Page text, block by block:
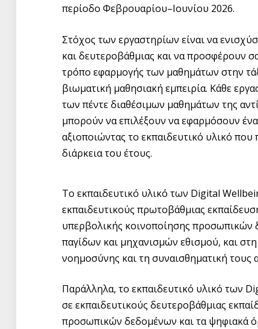
περίοδο Φεβρουαρίου–Ιουνίου 2026.
Στόχος των εργαστηρίων είναι να
και δευτεροβάθμιας και να προσφέρουν
τρόπο εφαρμογής των μαθημάτων στην
βιωματική μαθησιακή εμπειρία. Κάθε
των πέντε διαθέσιμων μαθημάτων της
μπορούν να επιλέξουν να εφαρμόσουν
αξιοποιώντας το εκπαιδευτικό υλικό
διάρκεια του έτους.
Tο εκπαιδευτικό υλικό των Digital
εκπαιδευτικούς πρωτοβάθμιας
υπερβολικής κοινοποίησης
παγίδων και μηχανισμών εθισμού, και
νοημοσύνης και τη συναισθηματική τους
Παράλληλα, το εκπαιδευτικό υλικό των
σε εκπαιδευτικούς δευτεροβάθμιας
προσωπικών δεδομένων και τα ψηφιακά